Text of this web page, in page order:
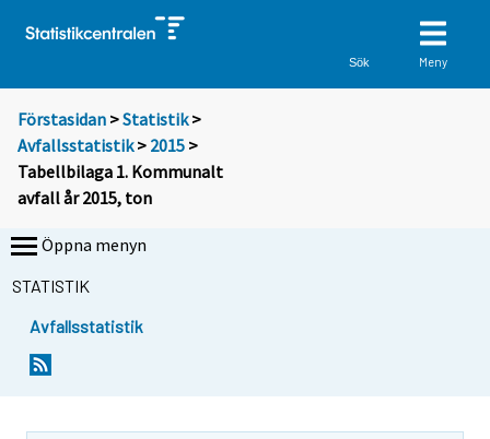
Sök Meny
Förstasidan >Statistik >
Avfallsstatistik> 2015 >
Tabellbilaga 1. Kommunalt
avfall år 2015, ton
Öppna menyn
STATISTIK
Avfallsstatistik